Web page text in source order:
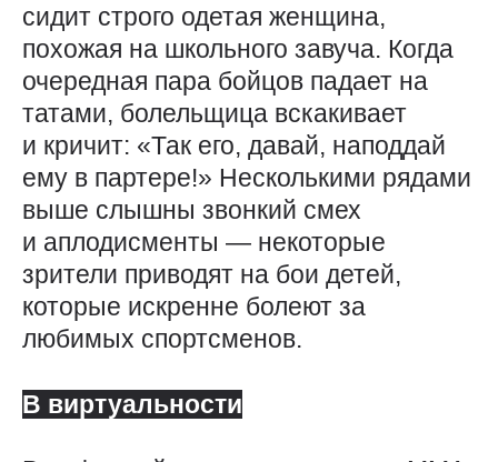
сидит строго одетая женщина,
похожая на школьного завуча. Когда
очередная пара бойцов падает на
татами, болельщица вскакивает
и кричит: «Так его, давай, наподдай
ему в партере!» Несколькими рядами
выше слышны звонкий смех
и аплодисменты — ​некоторые
зрители приводят на бои детей,
которые искренне болеют за
любимых спортсменов.
В виртуальности